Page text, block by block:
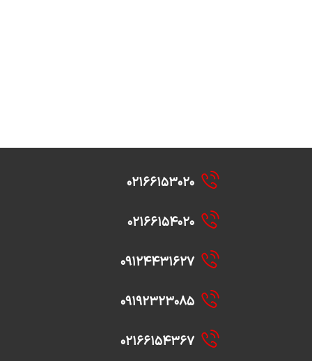
۰۲۱۶۶۱۵۳۰۲۰
۰۲۱۶۶۱۵۴۰۲۰
۰۹۱۲۴۴۳۱۶۲۷
۰۹۱۹۲۳۲۳۰۸۵
۰۲۱۶۶۱۵۴۳۶۷